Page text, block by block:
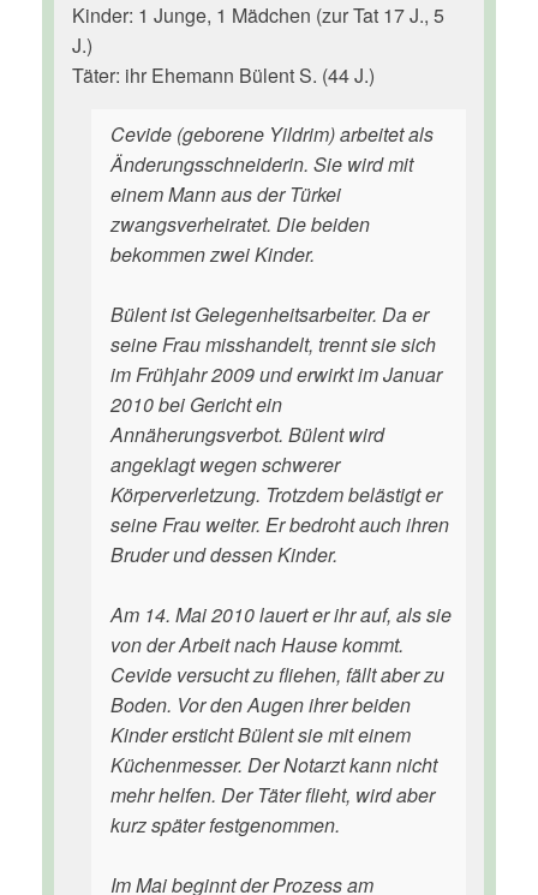
Kinder: 1 Junge, 1 Mädchen (zur Tat 17 J., 5
J.)
Täter: ihr Ehemann Bülent S. (44 J.)
Cevide (geborene Yildrim) arbeitet als
Änderungsschneiderin. Sie wird mit
einem Mann aus der Türkei
zwangsverheiratet. Die beiden
bekommen zwei Kinder.
Bülent ist Gelegenheitsarbeiter. Da er
seine Frau misshandelt, trennt sie sich
im Frühjahr 2009 und erwirkt im Januar
2010 bei Gericht ein
Annäherungsverbot. Bülent wird
angeklagt wegen schwerer
Körperverletzung. Trotzdem belästigt er
seine Frau weiter. Er bedroht auch ihren
Bruder und dessen Kinder.
Am 14. Mai 2010 lauert er ihr auf, als sie
von der Arbeit nach Hause kommt.
Cevide versucht zu fliehen, fällt aber zu
Boden. Vor den Augen ihrer beiden
Kinder ersticht Bülent sie mit einem
Küchenmesser. Der Notarzt kann nicht
mehr helfen. Der Täter flieht, wird aber
kurz später festgenommen.
Im Mai beginnt der Prozess am